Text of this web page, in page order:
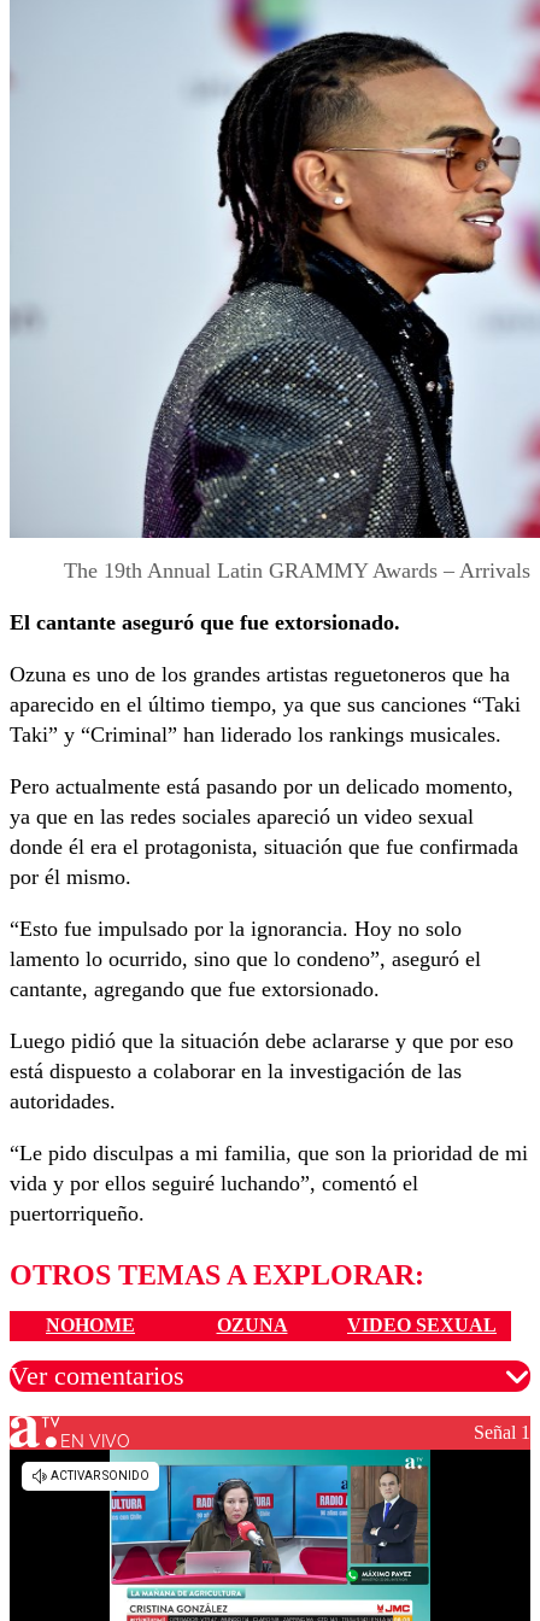
The 19th Annual Latin GRAMMY Awards – Arrivals
El cantante aseguró que fue extorsionado.
Ozuna es uno de los grandes artistas reguetoneros que ha
aparecido en el último tiempo, ya que sus canciones “Taki
Taki” y “Criminal” han liderado los rankings musicales.
Pero actualmente está pasando por un delicado momento,
ya que en las redes sociales apareció un video sexual
donde él era el protagonista, situación que fue confirmada
por él mismo.
“Esto fue impulsado por la ignorancia. Hoy no solo
lamento lo ocurrido, sino que lo condeno”, aseguró el
cantante, agregando que fue extorsionado.
Luego pidió que la situación debe aclararse y que por eso
está dispuesto a colaborar en la investigación de las
autoridades.
“Le pido disculpas a mi familia, que son la prioridad de mi
vida y por ellos seguiré luchando”, comentó el
puertorriqueño.
OTROS TEMAS A EXPLORAR:
NOHOME OZUNA VIDEO SEXUAL
Ver comentarios
Los comentarios son moderados para garantizar un
diálogo respetuoso.
EN VIVO Señal 1